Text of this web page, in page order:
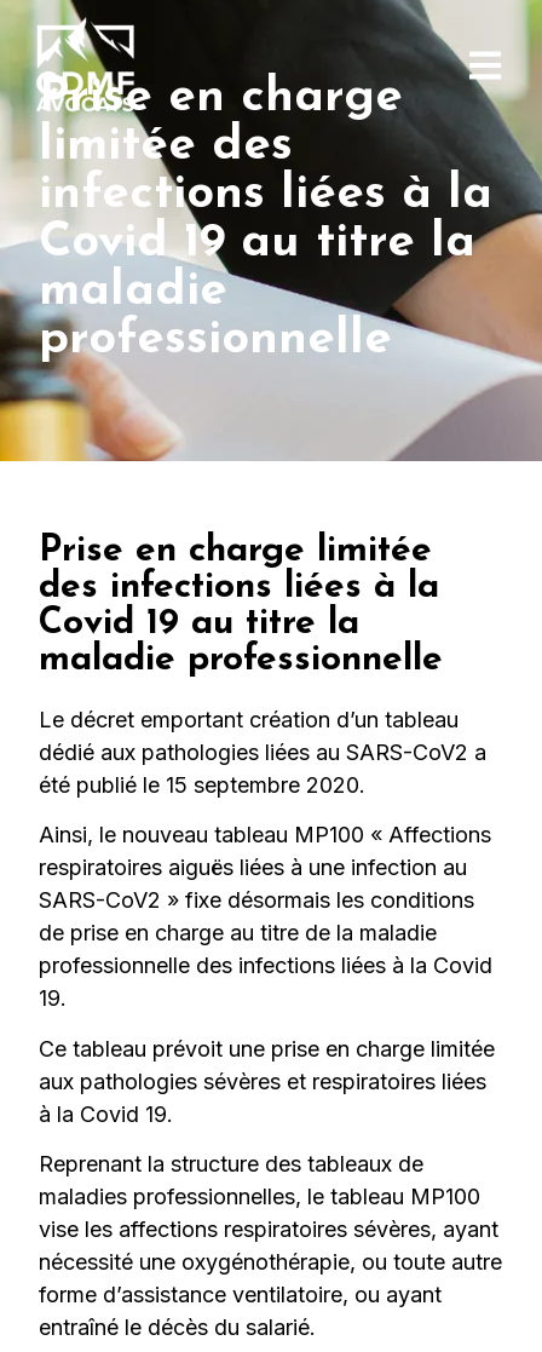
Prise en charge
limitée des
infections liées à la
Covid 19 au titre la
maladie
professionnelle
Prise en charge limitée
des infections liées à la
Covid 19 au titre la
maladie professionnelle
Le décret emportant création d’un tableau
dédié aux pathologies liées au SARS-CoV2 a
été publié le 15 septembre 2020.
Ainsi, le nouveau tableau MP100 « Affections
respiratoires aiguës liées à une infection au
SARS-CoV2 » fixe désormais les conditions
de prise en charge au titre de la maladie
professionnelle des infections liées à la Covid
19.
Ce tableau prévoit une prise en charge limitée
aux pathologies sévères et respiratoires liées
à la Covid 19.
Reprenant la structure des tableaux de
maladies professionnelles, le tableau MP100
vise les affections respiratoires sévères, ayant
nécessité une oxygénothérapie, ou toute autre
forme d’assistance ventilatoire, ou ayant
entraîné le décès du salarié.